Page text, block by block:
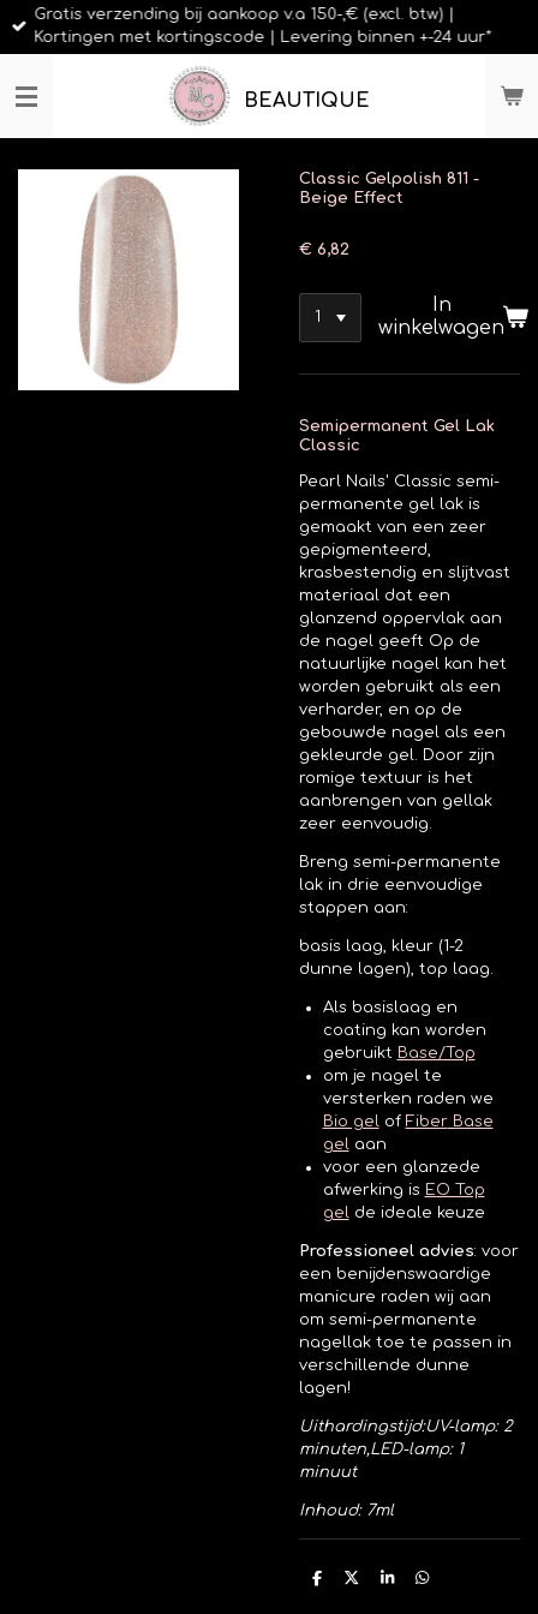
Ga
direct
de
BEAUTIQUE
Gratis verzending bij aankoop v.a 150-,€ (excl. btw) |
Kortingen met kortingscode | Levering binnen +-24 uur*
Classic Gelpolish 811 -
Beige Effect
€ 6,82
In
winkelwagen
Semipermanent Gel Lak
Classic
Pearl Nails' Classic semi-
permanente gel lak is
gemaakt van een zeer
gepigmenteerd,
krasbestendig en slijtvast
materiaal dat een
glanzend oppervlak aan
de nagel geeft Op de
natuurlijke nagel kan het
worden gebruikt als een
verharder, en op de
gebouwde nagel als een
gekleurde gel. Door zijn
romige textuur is het
aanbrengen van gellak
zeer eenvoudig.
Breng semi-permanente
lak in drie eenvoudige
stappen aan:
basis laag, kleur (1-2
dunne lagen), top laag.
Als basislaag en
coating kan worden
gebruikt Base/Top
om je nagel te
versterken raden we
Bio gel of FiberBase
gel aan
voor een glanzede
afwerking is EO Top
gel de ideale keuze
Professioneel advies: voor
een benijdenswaardige
manicure raden wij aan
om semi-permanente
nagellak toe te passen in
verschillende dunne
lagen!
Uithardingstijd:UV-lamp: 2
minuten,LED-lamp: 1
minuut
Inhoud: 7ml
D
D
S
D